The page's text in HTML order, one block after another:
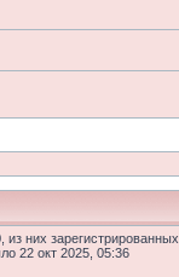
, из них
22 окт 2025, 05:36